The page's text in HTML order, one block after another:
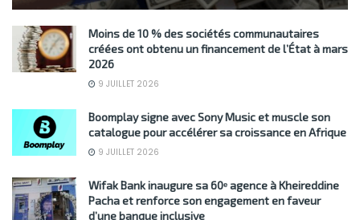
Moins de 10 % des sociétés communautaires
créées ont obtenu un financement de l’État à mars
2026
9 JUILLET 2026
Boomplay signe avec Sony Music et muscle son
catalogue pour accélérer sa croissance en Afrique
9 JUILLET 2026
Wifak Bank inaugure sa 60ᵉ agence à Kheireddine
Pacha et renforce son engagement en faveur
d’une banque inclusive